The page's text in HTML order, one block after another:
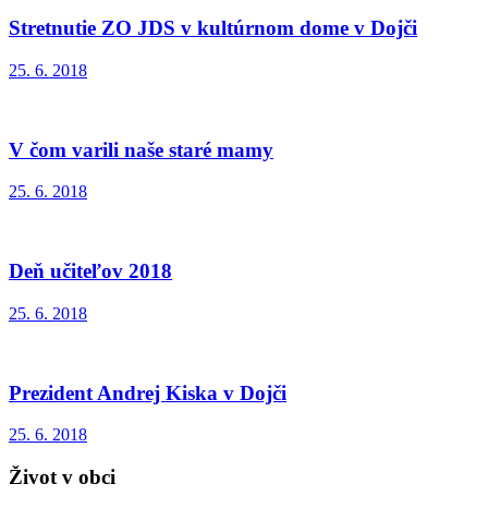
Stretnutie ZO JDS v kultúrnom dome v Dojči
25. 6. 2018
V čom varili naše staré mamy
25. 6. 2018
Deň učiteľov 2018
25. 6. 2018
Prezident Andrej Kiska v Dojči
25. 6. 2018
Život v obci